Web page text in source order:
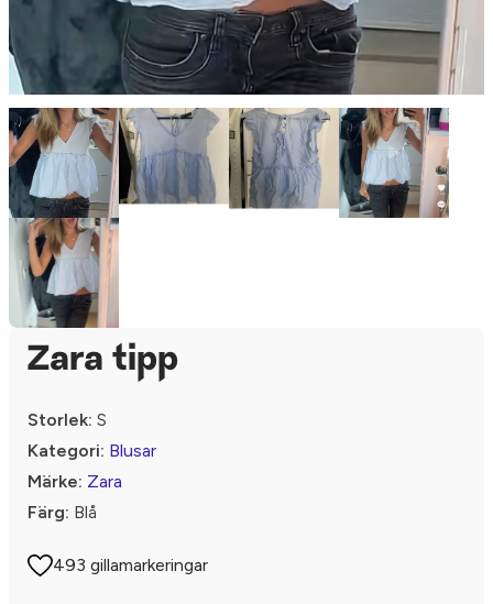
Zara tipp
Storlek: S
Kategori: Blusar
Märke: Zara
Färg: Blå
493 gillamarkeringar